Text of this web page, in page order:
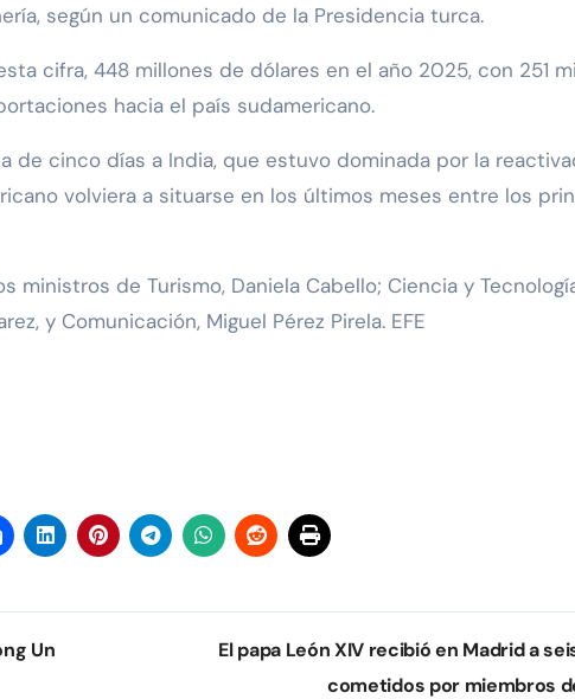
según un comunicado de la Presidencia turca.
cifra, 448 millones de dólares en el año 2025, con 251
hacia el país sudamericano.
de cinco días a India, que estuvo dominada por la
volviera a situarse en los últimos meses entre los
ministros de Turismo, Daniela Cabello; Ciencia y
y Comunicación, Miguel Pérez Pirela. EFE
Un
El papa León XIV recibió en Madrid a
cometidos por miembros